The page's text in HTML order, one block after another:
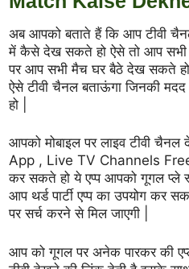
अब आपको बताते हैं कि आप टीवी
में कैसे देख सकते हो ऐसे तो आप सभी
पर आप सभी मैच घर बैठे देख सकते
ऐसे टीवी चैनल बताऊंगा जिनकी
हो |
आपको मोबाइल पर लाइव टीवी
App , Live TV Channels
कर सकते हो ये एप्प आपको गूगल प्ले
आप थर्ड पार्टी एप्प का उपयोग कर
पर सर्च करने से मिल जाएगी |
आप को गूगल पर अनेक पारकर की